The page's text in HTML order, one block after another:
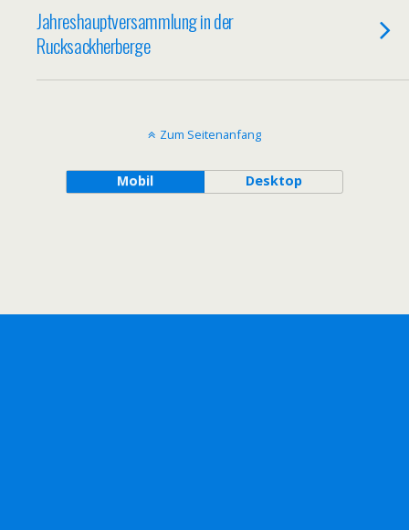
Jahreshauptversammlung in der
Rucksackherberge
Zum Seitenanfang
Mobil Desktop